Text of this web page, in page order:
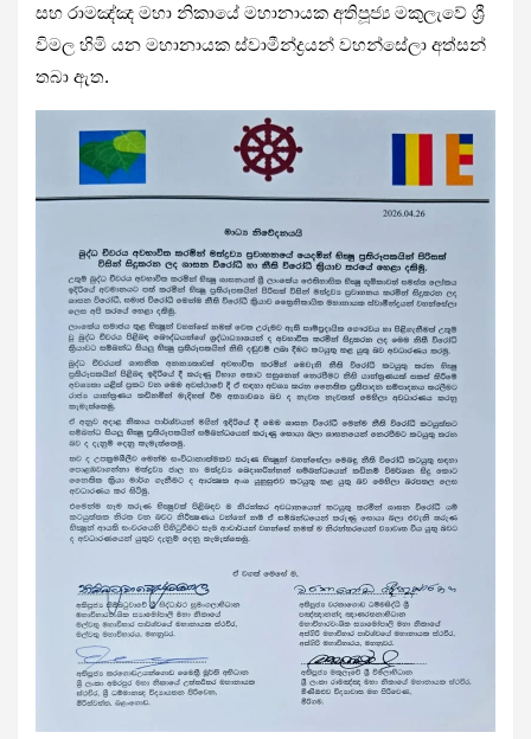
සහ රාමඤ්ඤ මහා නිකායේ මහානායක අතිපූජ්‍ය මකුලැවේ ශ්‍රී
විමල හිමි යන මහානායක ස්වාමීන්ද්‍රයන් වහන්සේලා අත්සන්
තබා ඇත.